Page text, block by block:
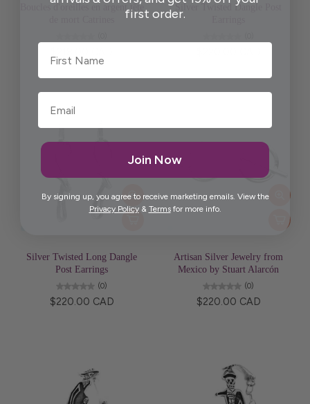
Boucles d'oreilles en argent tête
Silver Twisted Dangle Post
Silver Twisted Long Dangle
Post Earrings
(0)
$220.00 CAD
Artisan Silver Jewelry from
Mexico by Stuart Alarcón
(0)
$220.00 CAD
first order.
First Name
Join Now
By signing up, you agree to receive marketing emails. View the
Privacy Policy& Termsfor more info.